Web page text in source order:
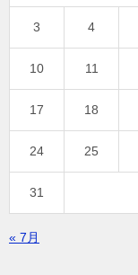
3 4
10 11
17 18
24 25
31
« 7月